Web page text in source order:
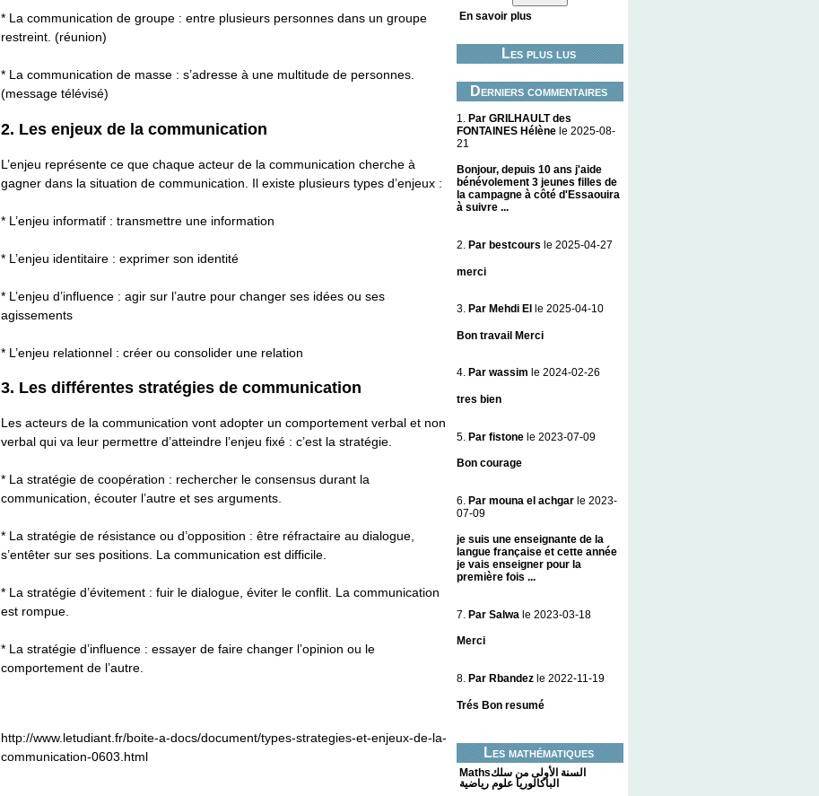
En savoir plus
Les plus lus
Derniers commentaires
1.
Par GRILHAULT des
FONTAINES Hélène le 2025-08-
21
Bonjour, depuis 10 ans j'aide
bénévolement 3 jeunes filles de
la campagne à côté d'Essaouira
à suivre ...
2. Par bestcours le 2025-04-27
merci
3. Par Mehdi El le 2025-04-10
Bon travail Merci
4. Par wassim le 2024-02-26
tres bien
5. Par fistone le 2023-07-09
Bon courage
6. Par mouna el achgar le 2023-
07-09
je suis une enseignante de la
langue française et cette année
je vais enseigner pour la
première fois ...
7. Par Salwa le 2023-03-18
Merci
8. Par Rbandez le 2022-11-19
Trés Bon resumé
Les mathématiques
Mathsالسنة الأولى من سلك
الباكالوريا علوم رياضية
* La communication de groupe : entre plusieurs personnes dans un groupe
restreint. (réunion)
* La communication de masse : s’adresse à une multitude de personnes.
(message télévisé)
2. Les enjeux de la communication
L’enjeu représente ce que chaque acteur de la communication cherche à
gagner dans la situation de communication. Il existe plusieurs types d’enjeux :
* L’enjeu informatif : transmettre une information
* L’enjeu identitaire : exprimer son identité
* L’enjeu d’influence : agir sur l’autre pour changer ses idées ou ses
agissements
* L’enjeu relationnel : créer ou consolider une relation
3. Les différentes stratégies de communication
Les acteurs de la communication vont adopter un comportement verbal et non
verbal qui va leur permettre d’atteindre l’enjeu fixé : c’est la stratégie.
* La stratégie de coopération : rechercher le consensus durant la
communication, écouter l’autre et ses arguments.
* La stratégie de résistance ou d’opposition : être réfractaire au dialogue,
s’entêter sur ses positions. La communication est difficile.
* La stratégie d’évitement : fuir le dialogue, éviter le conflit. La communication
est rompue.
* La stratégie d’influence : essayer de faire changer l’opinion ou le
comportement de l’autre.
http://www.letudiant.fr/boite-a-docs/document/types-strategies-et-enjeux-de-la-
communication-0603.html